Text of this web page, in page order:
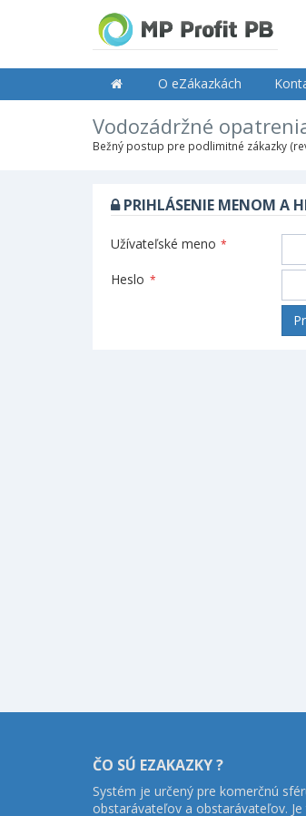
O eZákazkách
Vodozádržné
Bežný postup pre podlimitné zákazky
PRIHLÁSENIE MENOM A
Užívateľské meno *
Heslo *
ČO SÚ EZAKAZKY ?
Systém je určený pre komerčnú
obstarávateľov a obstarávateľov.